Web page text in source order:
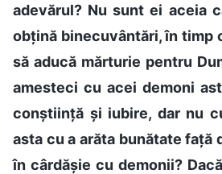
adevărul? Nu sunt ei aceia
obțină binecuvântări, în timp
să aducă mărturie pentru
amesteci cu acei demoni
conștiință și iubire, dar nu
asta cu a arăta bunătate față
în cârdășie cu demonii?